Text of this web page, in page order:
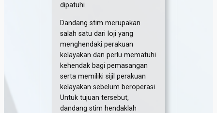
dipatuhi.
Dandang stim merupakan
salah satu dari loji yang
menghendaki perakuan
kelayakan dan perlu mematuhi
kehendak bagi pemasangan
serta memiliki sijil perakuan
kelayakan sebelum beroperasi.
Untuk tujuan tersebut,
dandang stim hendaklah